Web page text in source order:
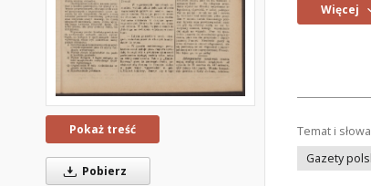
Pokaż treść
Pobierz
Więcej
Temat i
Gazety